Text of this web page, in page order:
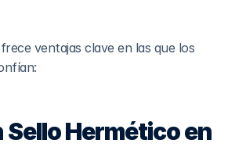
ventajas clave en las que los
Sello Hermético en